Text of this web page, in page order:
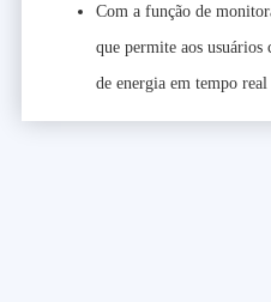
Com a função de
que permite aos usuários
de energia em tempo real